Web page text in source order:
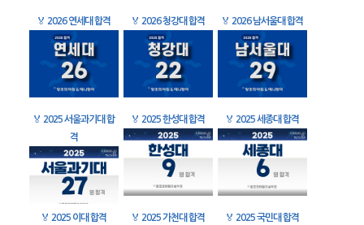
🏅 2026 연세대 합격 🏅 2026 청강대 합격 🏅 2026 남서울대 합격
🏅 2025 서울과기대 합
격
🏅 2025 한성대 합격 🏅 2025 세종대 합격
🏅 2025 이대 합격 🏅 2025 가천대 합격 🏅 2025 국민대 합격